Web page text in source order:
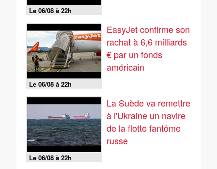
Le 06/08 à 22h
Le 06/08 à 22h
EasyJet confirme son
rachat à 6,6 milliards
€ par un fonds
américain
Le 06/08 à 22h
La Suède va remettre
à l'Ukraine un navire
de la flotte fantôme
russe